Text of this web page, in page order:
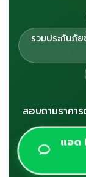
รวมประกันภั
สอบถามราคา
แอด